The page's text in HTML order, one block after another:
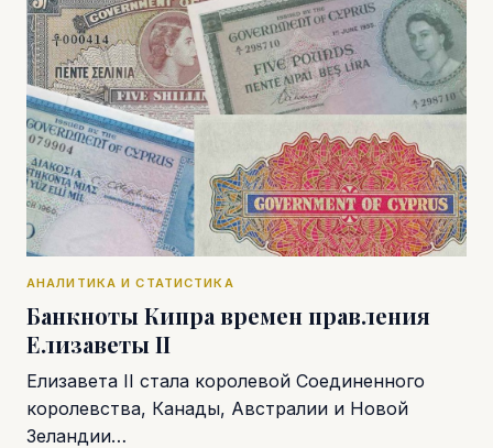
АНАЛИТИКА И СТАТИСТИКА
Банкноты Кипра времен правления
Елизаветы II
Елизавета II стала королевой Соединенного
королевства, Канады, Австралии и Новой
Зеландии…